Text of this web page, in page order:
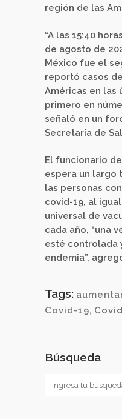
región de las
“A las 15:40
de agosto de
México fue el
reportó casos
Américas en las
primero en
señaló en un
Secretaría de
El funcionario
espera un largo
las personas
covid-19, al
universal de
cada año, “una
esté controlada
endemia”,
Tags:
Covid-19,
Búsqueda